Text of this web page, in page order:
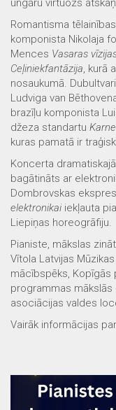
Romantisma
komponista Nikolaja
Mences Vasaras
Ceļiniekfantāzija ,
nosaukumā.
Ludviga van
brazīļu komponista
džeza standartu
kuras pamatā ir
Koncerta
bagātināts ar
Dombrovskas
elektronikai iekļauta
Liepiņas horeogrāfiju.
Pianiste, mākslas
Vītola Latvijas
mācībspēks,
programmas mākslās
asociācijas valdes
Vairāk informācijas